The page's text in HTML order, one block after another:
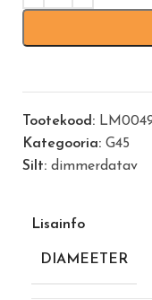
Tootekood:
Kategooria: G45
Silt: dimmerdatav
Lisainfo
DIAMEETER